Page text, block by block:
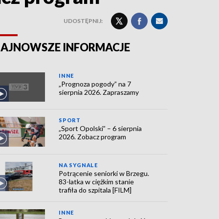
UDOSTĘPNIJ:
INFORMACJE
INNE
„Prognoza pogody” na 7
sierpnia 2026. Zapraszamy
SPORT
„Sport Opolski” – 6 sierpnia
2026. Zobacz program
NA SYGNALE
Potrącenie seniorki w Brzegu.
83-latka w ciężkim stanie
trafiła do szpitala [FILM]
INNE